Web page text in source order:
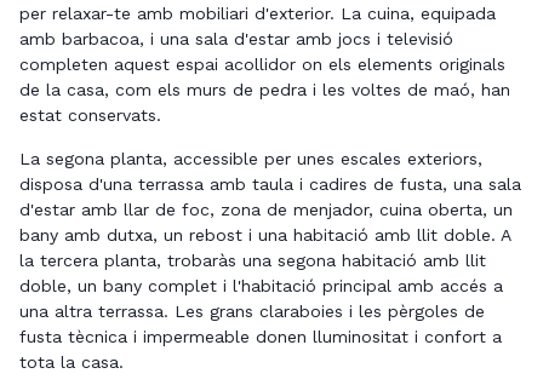
per relaxar-te amb mobiliari d'exterior. La cuina, equipada
amb barbacoa, i una sala d'estar amb jocs i televisió
completen aquest espai acollidor on els elements originals
de la casa, com els murs de pedra i les voltes de maó, han
estat conservats.
La segona planta, accessible per unes escales exteriors,
disposa d'una terrassa amb taula i cadires de fusta, una sala
d'estar amb llar de foc, zona de menjador, cuina oberta, un
bany amb dutxa, un rebost i una habitació amb llit doble. A
la tercera planta, trobaràs una segona habitació amb llit
doble, un bany complet i l'habitació principal amb accés a
una altra terrassa. Les grans claraboies i les pèrgoles de
fusta tècnica i impermeable donen lluminositat i confort a
tota la casa.